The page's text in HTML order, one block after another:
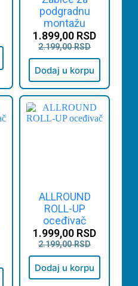
podgradnu
montažu
2.199,00RSD
1.899,00 RSD
Dodaj u korpu
ALLROUND
ROLL-UP
oceđivač
2.199,00RSD
1.999,00 RSD
Dodaj u korpu